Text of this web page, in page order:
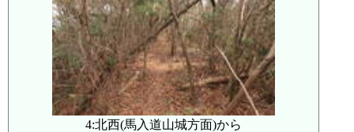
4:北西(馬入道山城方面)から